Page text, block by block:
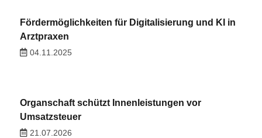
Fördermöglichkeiten für Digitalisierung und KI in
Arztpraxen
04.11.2025
Organschaft schützt Innenleistungen vor
Umsatzsteuer
21.07.2026